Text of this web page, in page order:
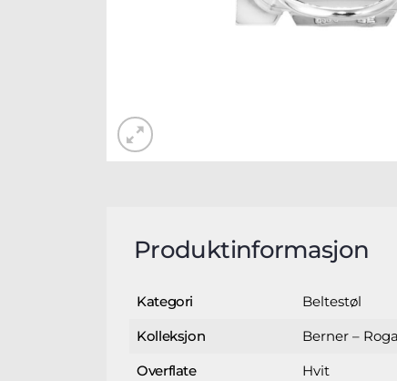
Produktinformasjon
Kategori Beltestøl
Kolleksjon Berner –
Overflate Hvit